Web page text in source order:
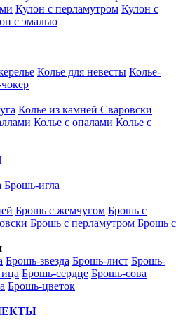
Кулон с перламутром Кулон с
с эмалью
Колье для невесты Колье-
Колье из камней Сваровски
Колье с опалами Колье с
Брошь-игла
Брошь с жемчугом Брошь с
Брошь с перламутром Брошь с
Брошь-звезда Брошь-лист Брошь-
Брошь-сердце Брошь-сова
Брошь-цветок